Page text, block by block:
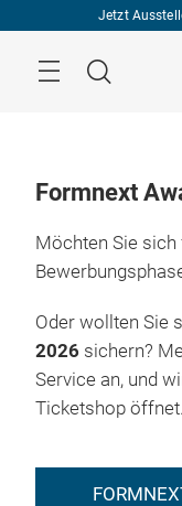
Jetzt
Suche
Formnext
Möchten Sie sich
Oder wollten Sie
2026 sichern?
Service an, und
Ticketshop öffnet.